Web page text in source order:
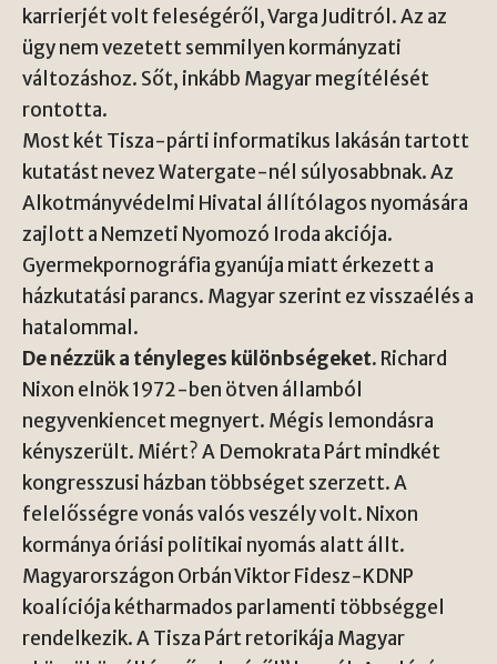
karrierjét volt feleségéről, Varga Juditról. Az az
ügy nem vezetett semmilyen kormányzati
változáshoz. Sőt, inkább Magyar megítélését
rontotta.
Most két Tisza-párti informatikus lakásán tartott
kutatást nevez Watergate-nél súlyosabbnak. Az
Alkotmányvédelmi Hivatal állítólagos nyomására
zajlott a Nemzeti Nyomozó Iroda akciója.
Gyermekpornográfia gyanúja miatt érkezett a
házkutatási parancs. Magyar szerint ez visszaélés a
hatalommal.
De nézzük a tényleges különbségeket. Richard
Nixon elnök 1972-ben ötven államból
negyvenkiencet megnyert. Mégis lemondásra
kényszerült. Miért? A Demokrata Párt mindkét
kongresszusi házban többséget szerzett. A
felelősségre vonás valós veszély volt. Nixon
kormánya óriási politikai nyomás alatt állt.
Magyarországon Orbán Viktor Fidesz-KDNP
koalíciója kétharmados parlamenti többséggel
rendelkezik. A Tisza Párt retorikája Magyar